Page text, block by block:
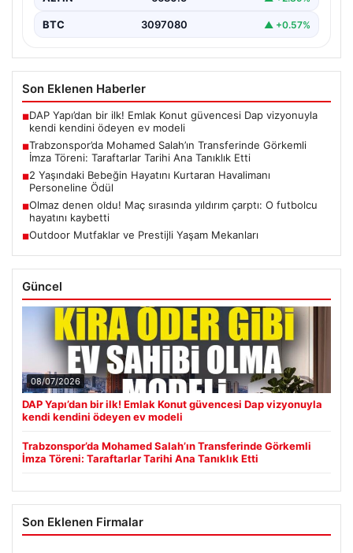
BTC 3097080 ▲ +0.57%
Son Eklenen Haberler
■DAP Yapı’dan bir ilk! Emlak Konut güvencesi Dap vizyonuyla
kendi kendini ödeyen ev modeli
■Trabzonspor’da Mohamed Salah’ın Transferinde Görkemli
İmza Töreni: Taraftarlar Tarihi Ana Tanıklık Etti
■2 Yaşındaki Bebeğin Hayatını Kurtaran Havalimanı
Personeline Ödül
■Olmaz denen oldu! Maç sırasında yıldırım çarptı: O futbolcu
hayatını kaybetti
■Outdoor Mutfaklar ve Prestijli Yaşam Mekanları
Güncel
08/07/2026
DAP Yapı’dan bir ilk! Emlak Konut güvencesi Dap vizyonuyla
kendi kendini ödeyen ev modeli
Trabzonspor’da Mohamed Salah’ın Transferinde Görkemli
İmza Töreni: Taraftarlar Tarihi Ana Tanıklık Etti
Son Eklenen Firmalar